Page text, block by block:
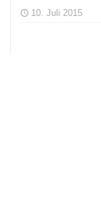
10. Juli 2015